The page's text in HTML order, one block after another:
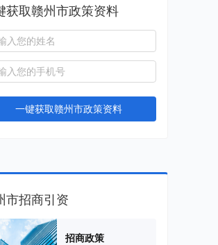
获取赣州市政策资料
一键获取赣州市政策资料
市招商引资
招商政策